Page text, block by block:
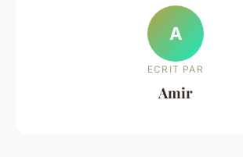
A
ECRIT PAR
Amir